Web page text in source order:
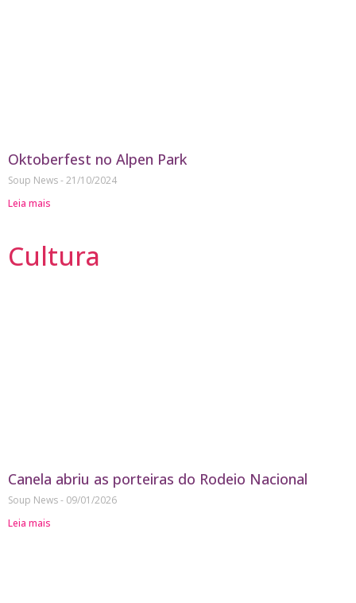
Oktoberfest no Alpen Park
Soup News 21/10/2024
Leia mais
Cultura
Canela abriu as porteiras do Rodeio Nacional
Soup News
09/01/2026
Leia mais